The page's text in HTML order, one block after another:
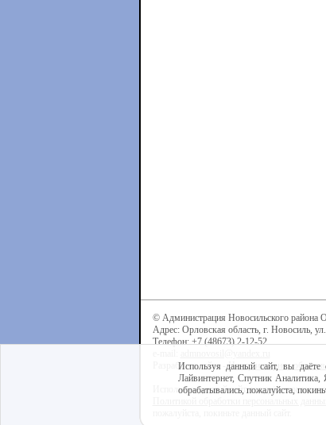
© Администрация Новосильского района
Адрес: Орловская область, г. Новосиль,
Телефон: +7 (48673) 2-12-52
Разработка сайта -Центр интернет-
Используя данный сайт, вы даёте
Используя данный сайт, вы даёте
Лайвинтернет, Спутник Аналитика,
обрабатывались, пожалуйста,